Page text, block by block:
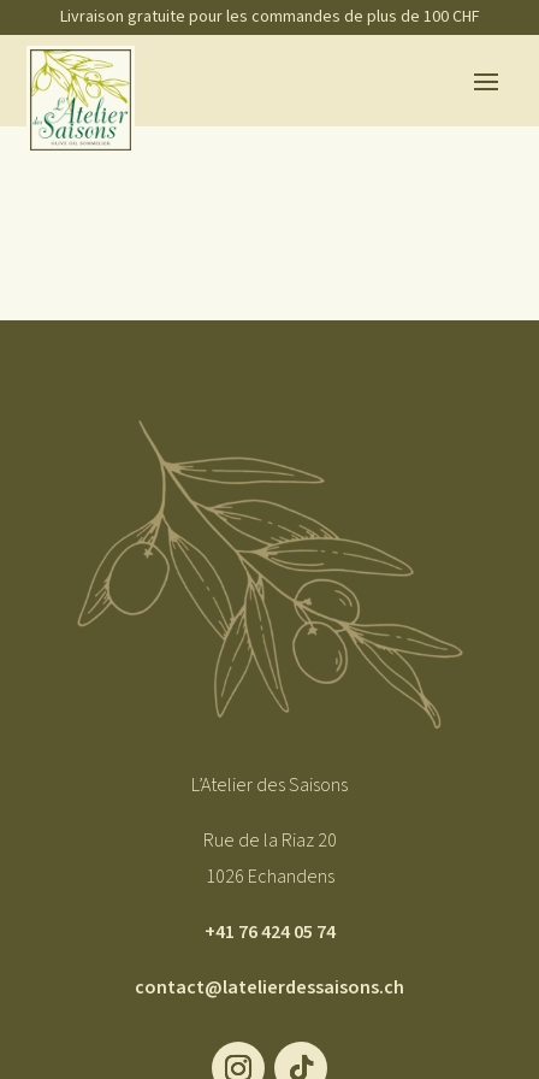
Livraison gratuite pour les commandes de plus de 100 CHF
L’Atelier des Saisons
Rue de la Riaz 20
1026 Echandens
+41 76 424 05 74
contact@latelierdessaisons.ch